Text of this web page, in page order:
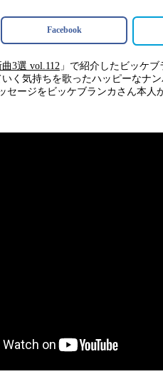
Facebook
3選 vol.112 」で紹介したビッケ
いく気持ちを歌ったハッピーなナ
セージをビッケブランカさん本